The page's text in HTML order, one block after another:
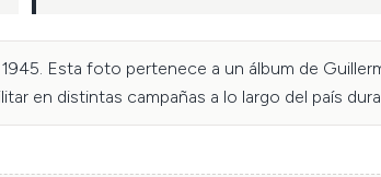
Esta foto pertenece a un álbum de
en distintas campañas a lo largo del país